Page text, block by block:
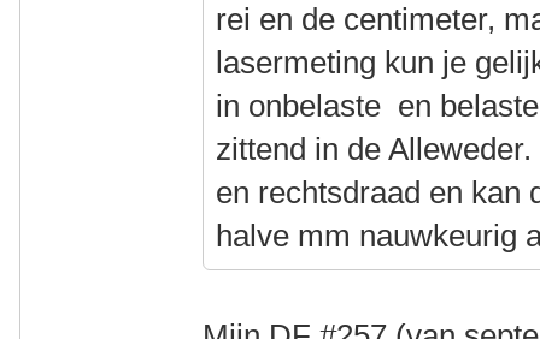
rei en de centimeter,
lasermeting kun je
in onbelaste en
zittend in de
en rechtsdraad en kan
halve mm nauwkeurig